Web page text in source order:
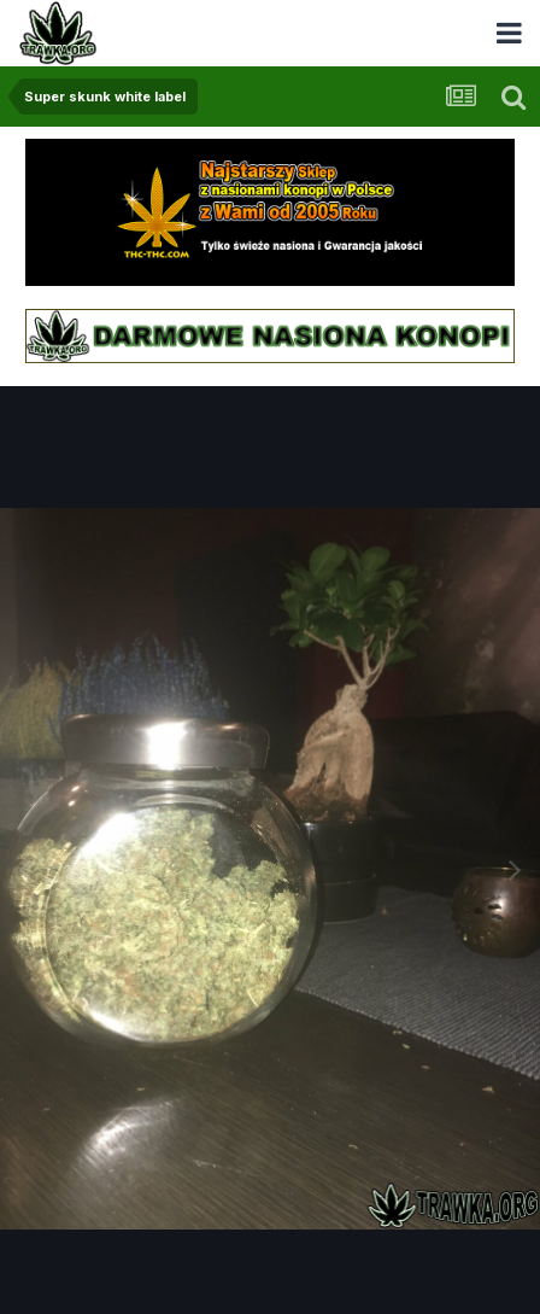
Super skunk white label